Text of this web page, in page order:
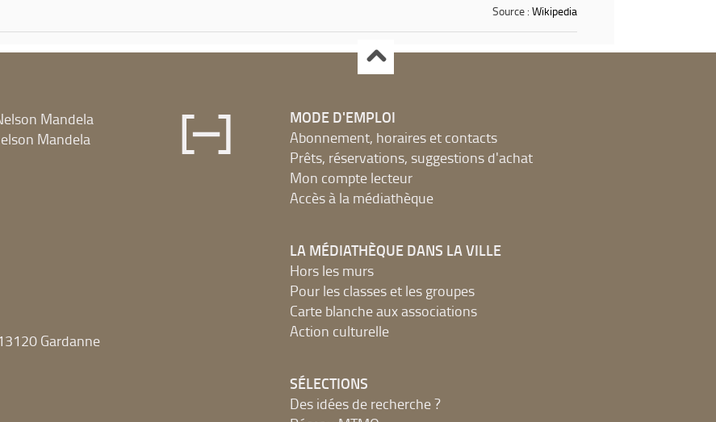
Source : Wikipedia
Mandela
Mandela
Gardanne
MODE D'EMPLOI
Abonnement, horaires et contacts
Prêts, réservations, suggestions d'achat
Mon compte lecteur
Accès à la médiathèque
LA MÉDIATHÈQUE DANS LA VILLE
Hors les murs
Pour les classes et les groupes
Carte blanche aux associations
Action culturelle
SÉLECTIONS
Des idées de recherche ?